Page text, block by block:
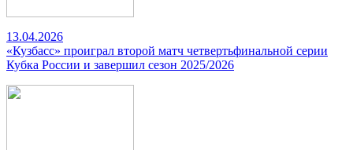
13.04.2026
«Кузбасс» проиграл второй матч четвертьфинальной серии
Кубка России и завершил сезон 2025/2026